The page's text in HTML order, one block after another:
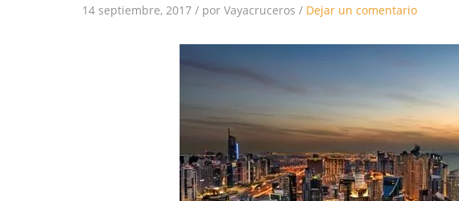
14 septiembre, 2017 / por Vayacruceros / Dejar un comentario